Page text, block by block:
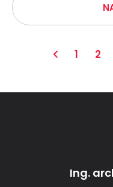
1 2
Ing.